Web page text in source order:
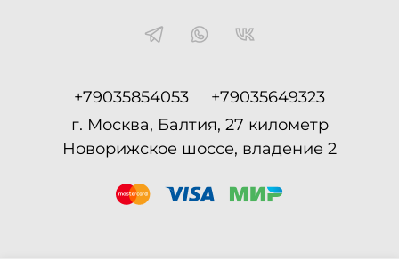
+79035854053
+79035649323
г. Москва, Балтия, 27 километр
Новорижское шоссе, владение 2